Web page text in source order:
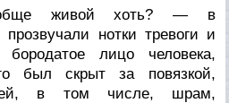
живой хоть? — в
нотки тревоги и
лицо человека,
был скрыт за повязкой,
в том числе, шрам,